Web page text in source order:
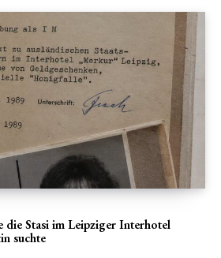
die Stasi im Leipziger Interhotel
suchte